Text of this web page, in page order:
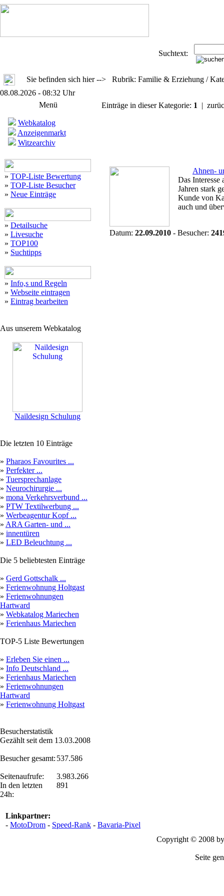
Suchtext:
Sie befinden sich hier --> Rubrik: Familie & Erziehung /
08.08.2026 - 08:32 Uhr
Menü
Webkatalog
Anzeigenmarkt
Witzearchiv
» TOP-Liste Bewertung
» TOP-Liste Besucher
» Neue Einträge
» Detailsuche
» Livesuche
» TOP100
» Suchtipps
» Info,s und Regeln
» Webseite eintragen
» Eintrag bearbeiten
Aus unserem Webkatalog
Naildesign Schulung
Die letzten 10 Einträge
» Pharaos Favourites ...
» Perfekter ...
» Tuersprechanlage
» Neurochirurgie ...
» mona Verkehrsverbund ...
» PTW Textilwerbung ...
» Werbeagentur Kopf ...
» ARA Garten- und ...
» innentüren
» LED Beleuchtung ...
Die 5 beliebtesten Einträge
» Gerd Gottschalk ...
» Ferienwohnung Holtgast
» Ferienwohnungen
Hartward
» Webkatalog Mariechen
» Ferienhaus Mariechen
TOP-5 Liste Bewertungen
» Erleben Sie einen ...
» Info Deutschland ...
» Ferienhaus Mariechen
» Ferienwohnungen
Hartward
» Ferienwohnung Holtgast
Besucherstatistik
Gezählt seit dem 13.03.2008
Besucher gesamt:
Seitenaufrufe:
In den letzten
24h:
537.586
3.983.266
891
Einträge in dieser Kategorie: 1 |
Ahnen-
Das Interesse
Jahren stark
Kunde von
auch und
Datum: 22.09.2010 - Besucher:
Linkpartner:
- MotoDrom - Speed-Rank - Bavaria-Pixel
Copyright © 2008
Seite